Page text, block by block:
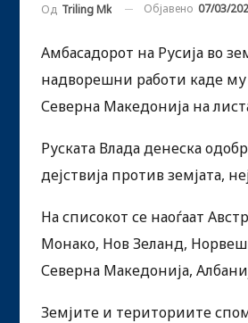
Од Triling Mk Објавено 07/03/
Амбасадорот на Русија во
надворешни работи каде му
Северна Македонија на
Руската Влада денеска
дејствија против земјата,
На списокот се наоѓаат
Монако, Нов Зеланд,
Северна Македонија,
Земјите и териториите